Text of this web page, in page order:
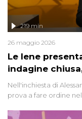
Le Iene
indagine
219 min
26 maggio 2026
Nell'inchiesta di
prova a fare ordine
giudiziarie più